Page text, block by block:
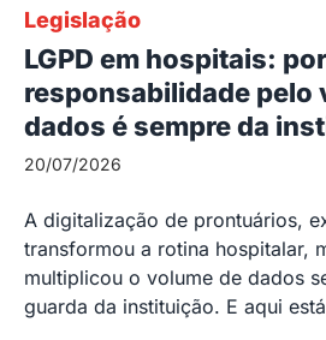
Legislação
LGPD em hospitais:
responsabilidade pelo
dados é sempre da
20/07/2026
A digitalização de prontuários,
transformou a rotina hospitalar,
multiplicou o volume de dados
guarda da instituição. E aqui